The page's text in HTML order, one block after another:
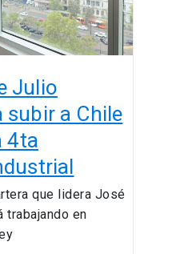
Julio
subir a Chile
4ta
que lidera José
trabajando en